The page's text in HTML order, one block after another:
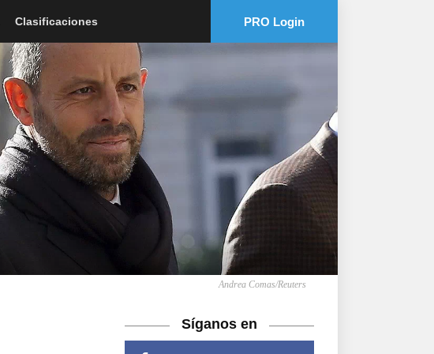
Clasificaciones PRO Login
Andrea Comas/Reuters
Síganos en